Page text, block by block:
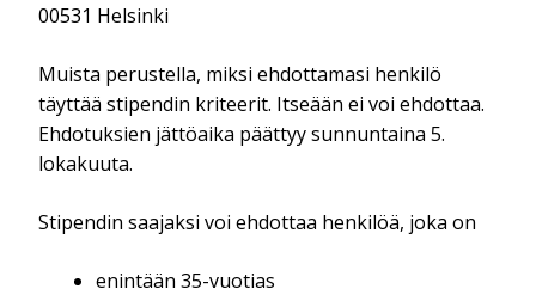
00531 Helsinki
Muista perustella, miksi ehdottamasi henkilö
täyttää stipendin kriteerit. Itseään ei voi ehdottaa.
Ehdotuksien jättöaika päättyy sunnuntaina 5.
lokakuuta.
Stipendin saajaksi voi ehdottaa henkilöä, joka on
enintään 35-vuotias